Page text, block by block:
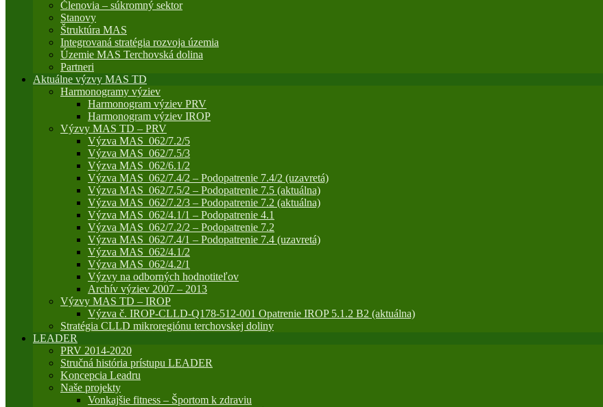
Členovia – súkromný sektor
Stanovy
Štruktúra MAS
Integrovaná stratégia rozvoja územia
Územie MAS Terchovská dolina
Partneri
Aktuálne výzvy MAS TD
Harmonogramy výziev
Harmonogram výziev PRV
Harmonogram výziev IROP
Výzvy MAS TD – PRV
Výzva MAS_062/7.2/5
Výzva MAS_062/7.5/3
Výzva MAS_062/6.1/2
Výzva MAS_062/7.4/2 – Podopatrenie 7.4/2 (uzavretá)
Výzva MAS_062/7.5/2 – Podopatrenie 7.5 (aktuálna)
Výzva MAS_062/7.2/3 – Podopatrenie 7.2 (aktuálna)
Výzva MAS_062/4.1/1 – Podopatrenie 4.1
Výzva MAS_062/7.2/2 – Podopatrenie 7.2
Výzva MAS_062/7.4/1 – Podopatrenie 7.4 (uzavretá)
Výzva MAS_062/4.1/2
Výzva MAS_062/4.2/1
Výzvy na odborných hodnotiteľov
Archív výziev 2007 – 2013
Výzvy MAS TD – IROP
Výzva č. IROP-CLLD-Q178-512-001 Opatrenie IROP 5.1.2 B2 (aktuálna)
Stratégia CLLD mikroregiónu terchovskej doliny
LEADER
PRV 2014-2020
Stručná história prístupu LEADER
Koncepcia Leadru
Naše projekty
Vonkajšie fitness – Športom k zdraviu